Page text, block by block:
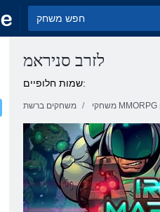
לזרב סניראמ
שמות חלופיים:
משחקים ברשת